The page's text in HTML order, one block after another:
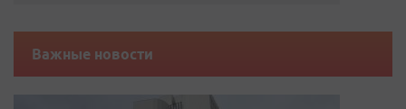
Важные новости